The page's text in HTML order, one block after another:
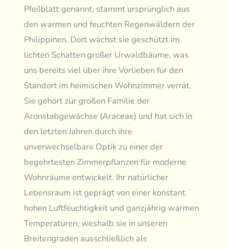
Pfeilblatt genannt, stammt ursprünglich aus
den warmen und feuchten Regenwäldern der
Philippinen. Dort wächst sie geschützt im
lichten Schatten großer Urwaldbäume, was
uns bereits viel über ihre Vorlieben für den
Standort im heimischen Wohnzimmer verrät.
Sie gehört zur großen Familie der
Aronstabgewächse (Araceae) und hat sich in
den letzten Jahren durch ihre
unverwechselbare Optik zu einer der
begehrtesten Zimmerpflanzen für moderne
Wohnräume entwickelt. Ihr natürlicher
Lebensraum ist geprägt von einer konstant
hohen Luftfeuchtigkeit und ganzjährig warmen
Temperaturen, weshalb sie in unseren
Breitengraden ausschließlich als